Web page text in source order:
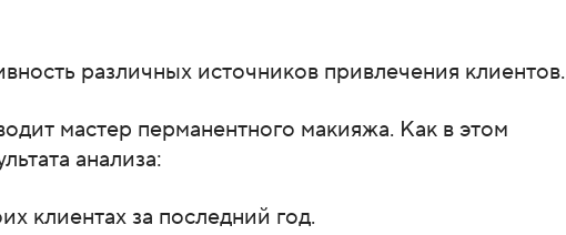
различных источников привлечения клиентов.
мастер перманентного макияжа. Как в этом
анализа:
клиентах за последний год.